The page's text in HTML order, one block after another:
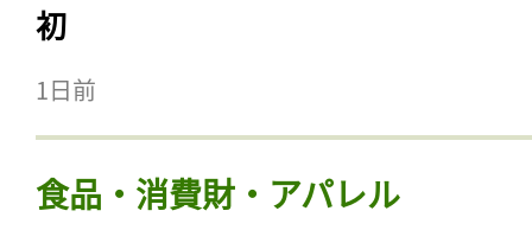
初
1日前
食品・消費財・アパレル